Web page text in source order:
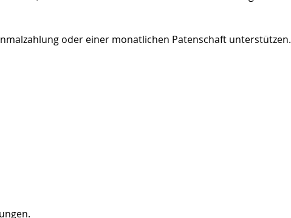
oder einer monatlichen Patenschaft unterstützen.